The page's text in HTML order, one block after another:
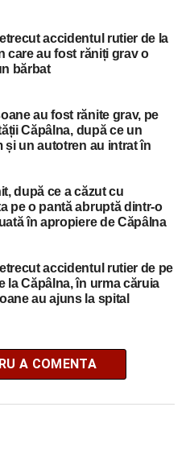
accidentul rutier de la
care au fost răniți grav o
bărbat
au fost rănite grav, pe
Căpâlna, după ce un
și un autotren au intrat în
după ce a căzut cu
pe o pantă abruptă dintr-o
în apropiere de Căpâlna
accidentul rutier de pe
la Căpâlna, în urma căruia
au ajuns la spital
A COMENTA